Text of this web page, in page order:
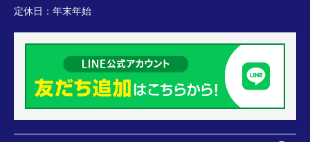
定休日： 年末年始